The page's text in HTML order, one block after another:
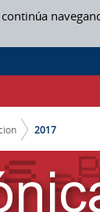
2017